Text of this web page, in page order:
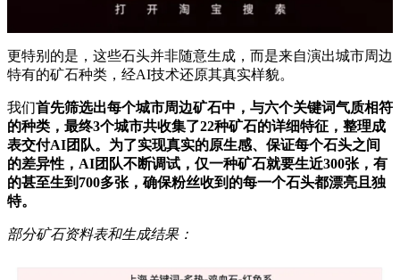
更特别的是，这些石头并非随意生成，而是来自演出城市周边
特有的矿石种类，经AI技术还原其真实样貌。
我们首先筛选出每个城市周边矿石中，与六个关键词气质相符
的种类，最终3个城市共收集了22种矿石的详细特征，整理成
表交付AI团队。为了实现真实的原生感、保证每个石头之间
的差异性，AI团队不断调试，仅一种矿石就要生近300张，有
的甚至生到700多张，确保粉丝收到的每一个石头都漂亮且独
特。
部分矿石资料表和生成结果：